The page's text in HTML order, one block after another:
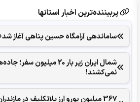
پربیننده‌ترین اخبار استانها
ساماندهی آرامگاه حسین پناهی آغاز
شمال ایران زیر بار 20
نمی‌کشند!